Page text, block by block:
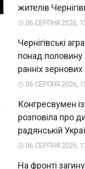
жителів
06 СЕРПНЯ 2026,
Чернігівські
понад
ранніх зернових
06 СЕРПНЯ 2026,
Конгресвумен
розповіла про
радянській
06 СЕРПНЯ 2026,
На фронті